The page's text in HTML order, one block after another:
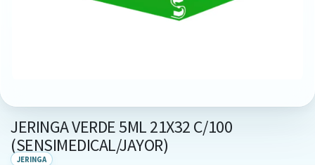
JERINGA VERDE 5ML 21X32 C/100
(SENSIMEDICAL/JAYOR)
JERINGA